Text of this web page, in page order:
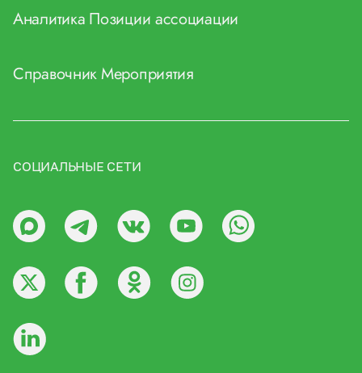
Аналитика Позиции ассоциации
СправочникМероприятия
СОЦИАЛЬНЫЕ СЕТИ